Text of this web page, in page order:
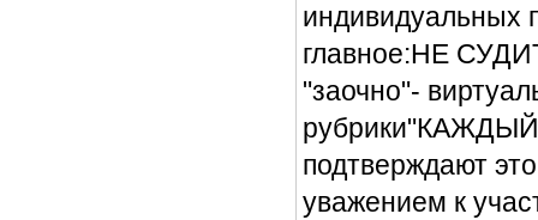
индивидуальных
главное:НЕ
"заочно"-
подтверждают
уважением к